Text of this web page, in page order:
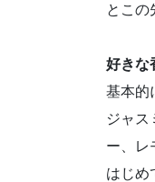
とこの
好きな
基本的
ジャス
ー、レ
はじめ